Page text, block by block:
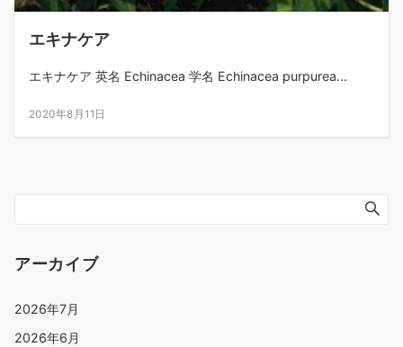
エキナケア
エキナケア 英名 Echinacea 学名 Echinacea purpurea...
2020年8月11日
アーカイブ
2026年7月
2026年6月